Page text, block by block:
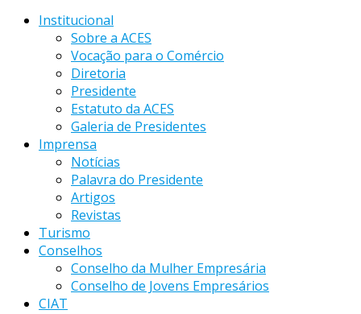
Institucional
Sobre a ACES
Vocação para o Comércio
Diretoria
Presidente
Estatuto da ACES
Galeria de Presidentes
Imprensa
Notícias
Palavra do Presidente
Artigos
Revistas
Turismo
Conselhos
Conselho da Mulher Empresária
Conselho de Jovens Empresários
CIAT